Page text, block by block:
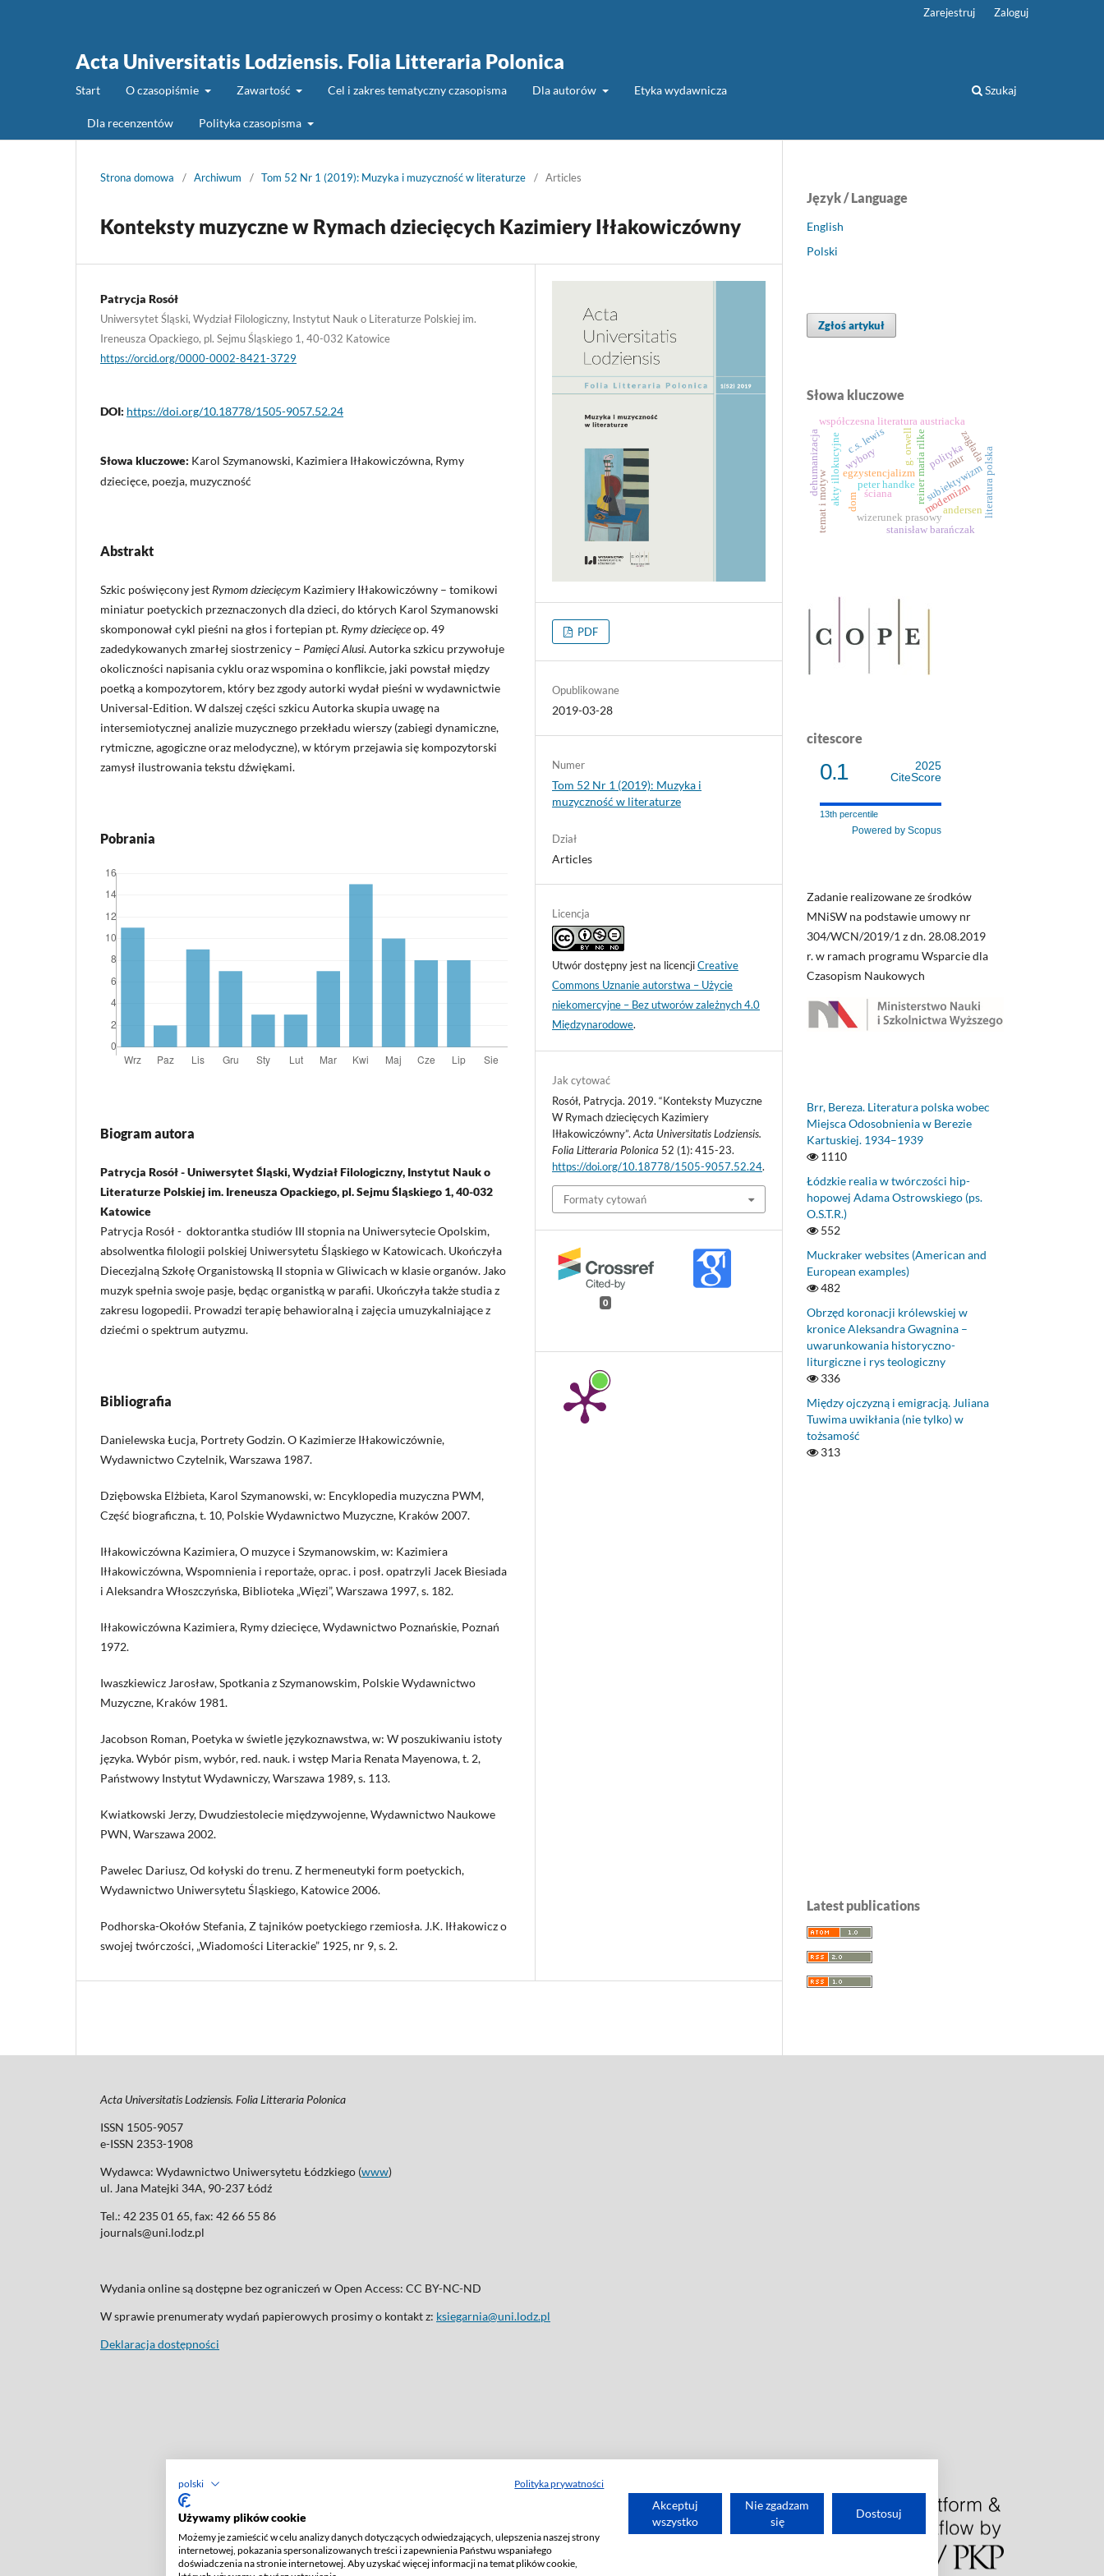
polski Polityka prywatności
Używamy plików cookie
Możemy je zamieścić w celu analizy danych dotyczących odwiedzających, ulepszenia naszej strony
internetowej, pokazania spersonalizowanych treści i zapewnienia Państwu wspaniałego
doświadczenia na stronie internetowej. Aby uzyskać więcej informacji na temat plików cookie,
Akceptuj
wszystko
Nie zgadzam
się
Dostosuj
Acta Universitatis Lodziensis. Folia Litteraria Polonica
Start O czasopiśmie Zawartość Cel i zakres tematyczny czasopisma Dla autorów Etyka wydawnicza
Dla recenzentów Polityka czasopisma
Szukaj
Zarejestruj Zaloguj
Strona domowa / Archiwum / Tom 52 Nr 1 (2019): Muzyka i muzyczność w literaturze / Articles
Konteksty muzyczne w Rymach dziecięcych Kazimiery Iłłakowiczówny
Patrycja Rosół
Uniwersytet Śląski, Wydział Filologiczny, Instytut Nauk o Literaturze Polskiej im.
Ireneusza Opackiego, pl. Sejmu Śląskiego 1, 40-032 Katowice
https://orcid.org/0000-0002-8421-3729
DOI: https://doi.org/10.18778/1505-9057.52.24
Słowa kluczowe: Karol Szymanowski, Kazimiera Iłłakowiczówna, Rymy
dziecięce, poezja, muzyczność
Abstrakt
Szkic poświęcony jest Rymom dziecięcym Kazimiery Iłłakowiczówny – tomikowi
miniatur poetyckich przeznaczonych dla dzieci, do których Karol Szymanowski
skomponował cykl pieśni na głos i fortepian pt. Rymy dziecięceop. 49
zadedykowanych zmarłej siostrzenicy – Pamięci Alusi. Autorka szkicu przywołuje
okoliczności napisania cyklu oraz wspomina o konflikcie, jaki powstał między
poetką a kompozytorem, który bez zgody autorki wydał pieśni w wydawnictwie
Universal-Edition. W dalszej części szkicu Autorka skupia uwagę na
intersemiotycznej analizie muzycznego przekładu wierszy (zabiegi dynamiczne,
rytmiczne, agogiczne oraz melodyczne), w którym przejawia się kompozytorski
zamysł ilustrowania tekstu dźwiękami.
Pobrania
Biogram autora
Patrycja Rosół - Uniwersytet Śląski, Wydział Filologiczny, Instytut Nauk o
Literaturze Polskiej im. Ireneusza Opackiego, pl. Sejmu Śląskiego 1, 40-032
Katowice
Patrycja Rosół - doktorantka studiów III stopnia na Uniwersytecie Opolskim,
absolwentka filologii polskiej Uniwersytetu Śląskiego w Katowicach. Ukończyła
Diecezjalną Szkołę Organistowską II stopnia w Gliwicach w klasie organów. Jako
muzyk spełnia swoje pasje, będąc organistką w parafii. Ukończyła także studia z
zakresu logopedii. Prowadzi terapię behawioralną i zajęcia umuzykalniające z
dziećmi o spektrum autyzmu.
Bibliografia
Danielewska Łucja, Portrety Godzin. O Kazimierze Iłłakowiczównie,
Wydawnictwo Czytelnik, Warszawa 1987.
Dziębowska Elżbieta, Karol Szymanowski, w: Encyklopedia muzyczna PWM,
Część biograficzna, t. 10, Polskie Wydawnictwo Muzyczne, Kraków 2007.
Iłłakowiczówna Kazimiera, O muzyce i Szymanowskim, w: Kazimiera
Iłłakowiczówna, Wspomnienia i reportaże, oprac. i posł. opatrzyli Jacek Biesiada
i Aleksandra Włoszczyńska, Biblioteka „Więzi”, Warszawa 1997, s. 182.
Iłłakowiczówna Kazimiera, Rymy dziecięce, Wydawnictwo Poznańskie, Poznań
1972.
Iwaszkiewicz Jarosław, Spotkania z Szymanowskim, Polskie Wydawnictwo
Muzyczne, Kraków 1981.
Jacobson Roman, Poetyka w świetle językoznawstwa, w: W poszukiwaniu istoty
języka. Wybór pism, wybór, red. nauk. i wstęp Maria Renata Mayenowa, t. 2,
Państwowy Instytut Wydawniczy, Warszawa 1989, s. 113.
Kwiatkowski Jerzy, Dwudziestolecie międzywojenne, Wydawnictwo Naukowe
PWN, Warszawa 2002.
Pawelec Dariusz, Od kołyski do trenu. Z hermeneutyki form poetyckich,
Wydawnictwo Uniwersytetu Śląskiego, Katowice 2006.
Podhorska-Okołów Stefania, Z tajników poetyckiego rzemiosła. J.K. Iłłakowicz o
swojej twórczości, „Wiadomości Literackie” 1925, nr 9, s. 2.
PDF
Opublikowane
2019-03-28
Numer
Tom 52 Nr 1 (2019): Muzyka i
muzyczność w literaturze
Dział
Articles
Licencja
Utwór dostępny jest na licencjiCreative
Commons Uznanie autorstwa – Użycie
niekomercyjne – Bez utworów zależnych 4.0
Międzynarodowe.
Jak cytować
Rosół, Patrycja. 2019. “Konteksty Muzyczne
W Rymach dziecięcych Kazimiery
Iłłakowiczówny”.Acta Universitatis Lodziensis.
Folia Litteraria Polonica 52 (1): 415-23.
https://doi.org/10.18778/1505-9057.52.24.
Formaty cytowań
0
Język / Language
English
Polski
Zgłoś artykuł
Słowa kluczowe
reiner maria rilke
peter handke modernizm
egzystencjalizm subiektywizm
współczesna literatura austriacka
akty illokucyjne
wizerunek prasowy
wybory polityka
stanisław barańczak
literatura polska
temat i motyw
mur
ściana
dom
g. orwell
c.s. lewis
dehumanizacja zagłada
andersen
citescore
0.1
2025
CiteScore
13th percentile
Powered by Scopus
Zadanie realizowane ze środków
MNiSW na podstawie umowy nr
304/WCN/2019/1 z dn. 28.08.2019
r. w ramach programu Wsparcie dla
Czasopism Naukowych
Brr, Bereza. Literatura polska wobec
Miejsca Odosobnienia w Berezie
Kartuskiej. 1934–1939
1110
Łódzkie realia w twórczości hip-
hopowej Adama Ostrowskiego (ps.
O.S.T.R.)
552
Muckraker websites (American and
European examples)
482
Obrzęd koronacji królewskiej w
kronice Aleksandra Gwagnina –
uwarunkowania historyczno-
liturgiczne i rys teologiczny
336
Między ojczyzną i emigracją. Juliana
Tuwima uwikłania (nie tylko) w
tożsamość
313
Latest publications
Acta Universitatis Lodziensis. Folia Litteraria Polonica
ISSN 1505-9057
e-ISSN 2353-1908
Wydawca: Wydawnictwo Uniwersytetu Łódzkiego (www)
ul. Jana Matejki 34A, 90-237 Łódź
Tel.: 42 235 01 65, fax: 42 66 55 86
journals@uni.lodz.pl
Wydania online są dostępne bez ograniczeń w Open Access: CC BY-NC-ND
W sprawie prenumeraty wydań papierowych prosimy o kontakt z: ksiegarnia@uni.lodz.pl
Deklaracja dostępności